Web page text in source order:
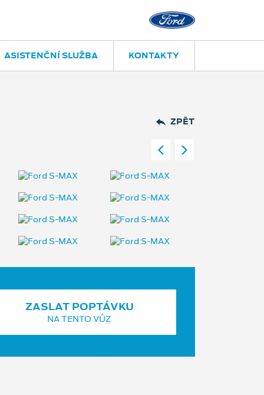
ASISTENČNÍ SLUŽBA KONTAKTY
ZPĚT
ZASLAT POPTÁVKU
NA TENTO VŮZ